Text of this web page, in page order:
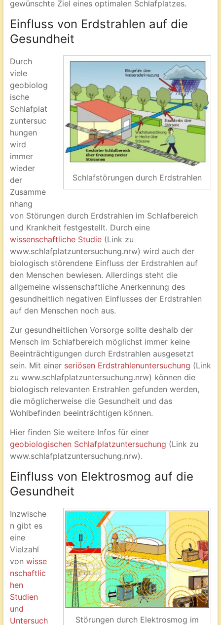
gewünschte Ziel eines optimalen Schlafplatzes.
Einfluss von Erdstrahlen auf die
Gesundheit
Schlafstörungen durch Erdstrahlen
Durch
viele
geobiolog
ische
Schlafplat
zuntersuc
hungen
wird
immer
wieder
der
Zusamme
nhang
von Störungen durch Erdstrahlen im Schlafbereich
und Krankheit festgestellt. Durch eine
wissenschaftliche Studie(Link zu
www.schlafplatzuntersuchung.nrw) wird auch der
biologisch störendene Einfluss der Erdstrahlen auf
den Menschen bewiesen. Allerdings steht die
allgemeine wissenschaftliche Anerkennung des
gesundheitlich negativen Einflusses der Erdstrahlen
auf den Menschen noch aus.
Zur gesundheitlichen Vorsorge sollte deshalb der
Mensch im Schlafbereich möglichst immer keine
Beeinträchtigungen durch Erdstrahlen ausgesetzt
sein. Mit einer seriösen Erdstrahlenuntersuchung (Link
zu www.schlafplatzuntersuchung.nrw) können die
biologisch relevanten Erstrahlen gefunden werden,
die möglicherweise die Gesundheit und das
Wohlbefinden beeinträchtigen können.
Hier finden Sie weitere Infos für einer
geobiologischen Schlafplatzuntersuchung (Link zu
www.schlafplatzuntersuchung.nrw).
Einfluss von Elektrosmog auf die
Gesundheit
Störungen durch Elektrosmog im
Inzwische
n gibt es
eine
Vielzahl
von wisse
nschaftlic
hen
Studien
und
Untersuch